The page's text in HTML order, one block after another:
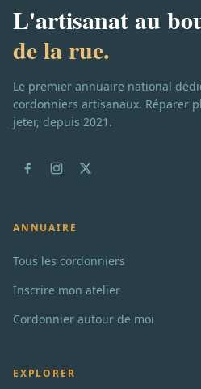
L'artisanat au
de la rue.
Le premier annuaire national
cordonniers artisanaux. Réparer
jeter, depuis 2021.
ANNUAIRE
Tous les cordonniers
Inscrire mon atelier
Cordonnier autour de moi
EXPLORER